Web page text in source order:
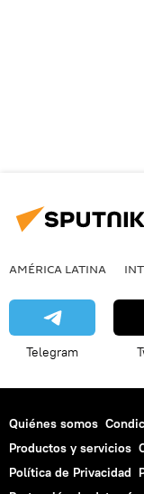
AMÉRICA LATINA
Telegram
Quiénes somos
Productos y servicios
Política de Privacidad